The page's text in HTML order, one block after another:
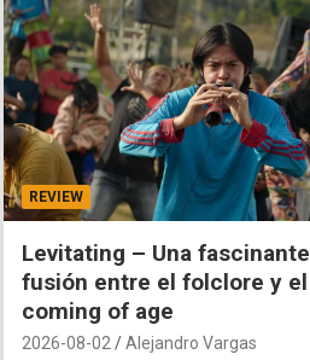
REVIEW
Levitating – Una fascinante
fusión entre el folclore y el
coming of age
2026-08-02 Alejandro Vargas